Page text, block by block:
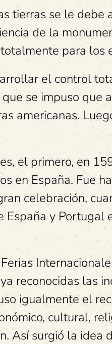
tierras se le debe
de la
para los
el control
se impuso que
americanas.
el primero, en
en España. Fue
celebración,
y Portugal
reconocidas las
igualmente el
cultural,
Así surgió la idea